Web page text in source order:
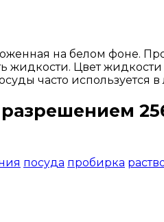
на белом фоне.
жидкости. Цвет
часто используется
посуда пробирка